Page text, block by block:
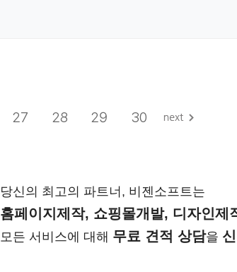
27 28 29 30
당신의 최고의 파트너, 비젠소프트는
홈페이지제작, 쇼핑몰개발, 디자인제
모든 서비스에 대해 무료 견적 상담을